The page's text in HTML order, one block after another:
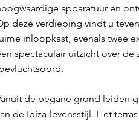
apparatuur en
deze verdieping vindt u
inloopkast, evenals twee
spectaculair uitzicht over de
de begane grond leiden
de Ibiza-levensstijl. Het